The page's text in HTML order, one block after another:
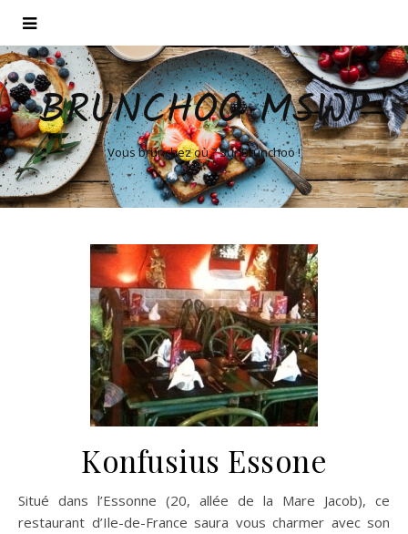
BRUNCHOO MSWP
Vous brunchez où ? Sur Brunchoo !
Konfusius Essone
Situé dans l’Essonne (20, allée de la Mare Jacob), ce
restaurant d’Ile-de-France saura vous charmer avec son